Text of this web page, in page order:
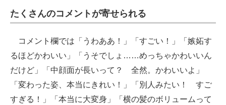
たくさんのコメントが寄せられる
コメント欄では「うわああ！」「すごい！」「嫉妬す
るほどかわいい」「うそでしょ……めっちゃかわいいん
だけど」「中顔面が長いって？ 全然。かわいいよ」
「変わった姿、本当にきれい！」「別人みたい！ すご
すぎる！」「本当に大変身」「横の髪のボリュームって